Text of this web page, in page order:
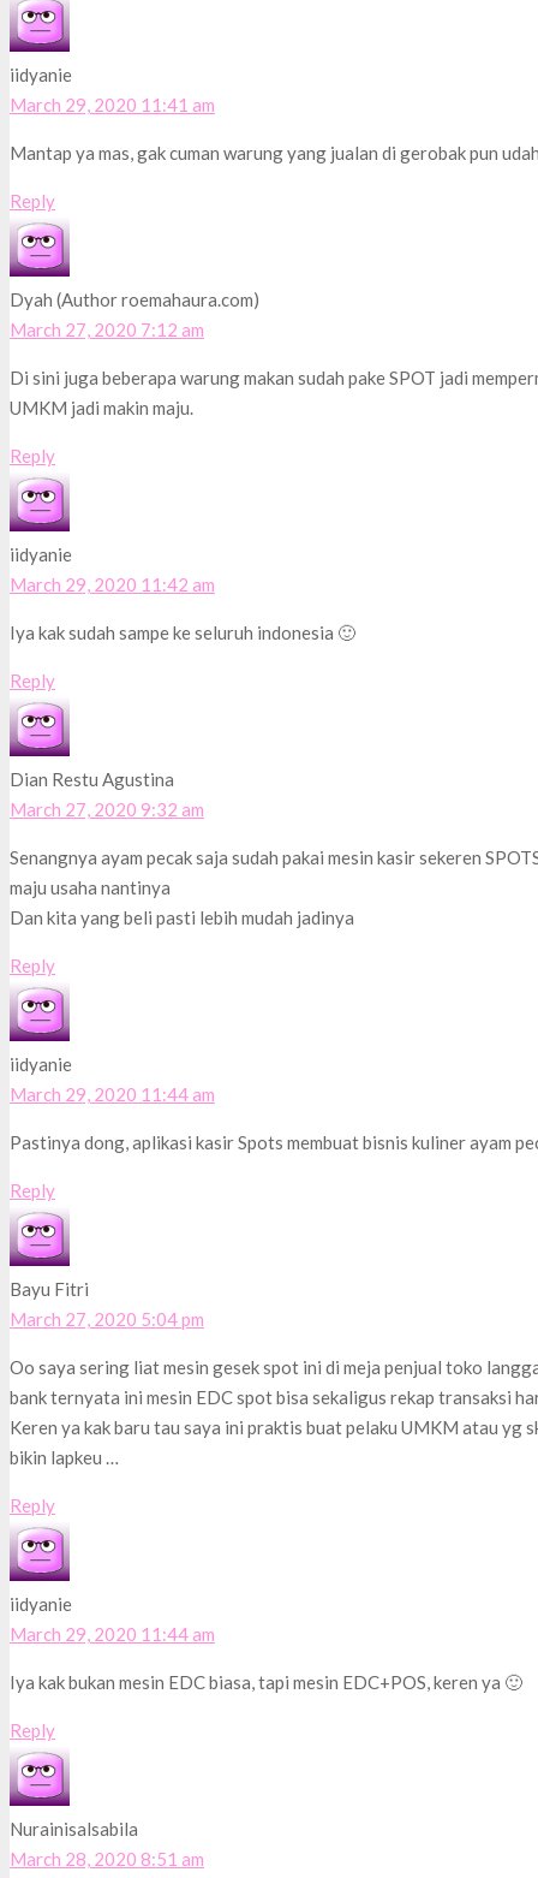
iidyanie
March 29, 2020 11:41 am
Mantap ya mas, gak cuman warung yang jualan di gerobak pun
Reply
Dyah (Author roemahaura.com)
March 27, 2020 7:12 am
Di sini juga beberapa warung makan sudah pake SPOT jadi
UMKM jadi makin maju.
Reply
iidyanie
March 29, 2020 11:42 am
Iya kak sudah sampe ke seluruh indonesia 🙂
Reply
Dian Restu Agustina
March 27, 2020 9:32 am
Senangnya ayam pecak saja sudah pakai mesin kasir sekeren
maju usaha nantinya
Dan kita yang beli pasti lebih mudah jadinya
Reply
iidyanie
March 29, 2020 11:44 am
Pastinya dong, aplikasi kasir Spots membuat bisnis kuliner ayam
Reply
Bayu Fitri
March 27, 2020 5:04 pm
Oo saya sering liat mesin gesek spot ini di meja penjual toko
bank ternyata ini mesin EDC spot bisa sekaligus rekap transaksi
Keren ya kak baru tau saya ini praktis buat pelaku UMKM atau yg
bikin lapkeu …
Reply
iidyanie
March 29, 2020 11:44 am
Iya kak bukan mesin EDC biasa, tapi mesin EDC+POS, keren ya 🙂
Reply
Nurainisalsabila
March 28, 2020 8:51 am